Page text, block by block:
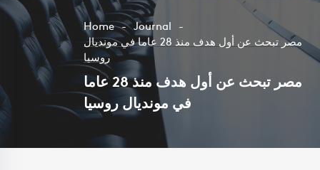
Home
Journal
مصر تبحث عن أول هدف منذ 28 عاما في مونديال
روسيا
مصر تبحث عن أول هدف منذ 28 عاما
في مونديال روسيا